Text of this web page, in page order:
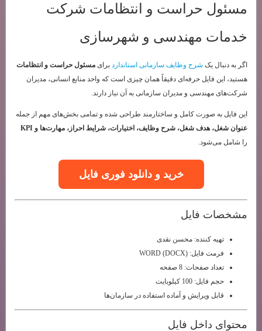
مسئول حراست و انتظامات شرکت
خدمات مهندسی و شهرسازی
اگر به دنبال یک شرح وظایف سازمانی استاندارد برای مسئول حراست و انتظامات
هستید، این فایل حرفه‌ای دقیقاً همان چیزی است که واحد منابع انسانی، مدیران
شرکت‌های مهندسی و مدیران سازمانی به آن نیاز دارند.
این فایل به صورت کامل و ساختارمند طراحی شده و تمامی بخش‌های مهم از جمله
عنوان شغل، هدف شغل، شرح وظایف، اختیارات، شرایط احراز، مهارت‌ها و KPI
را شامل می‌شود.
خرید و دانلود فوری فایل
مشخصات فایل
تهیه کننده: محسن نقدی
فرمت فایل: WORD (DOCX)
تعداد صفحات: 8 صفحه
حجم فایل: 100 کیلوبایت
قابل ویرایش و آماده استفاده در سازمان‌ها
محتوای داخل فایل